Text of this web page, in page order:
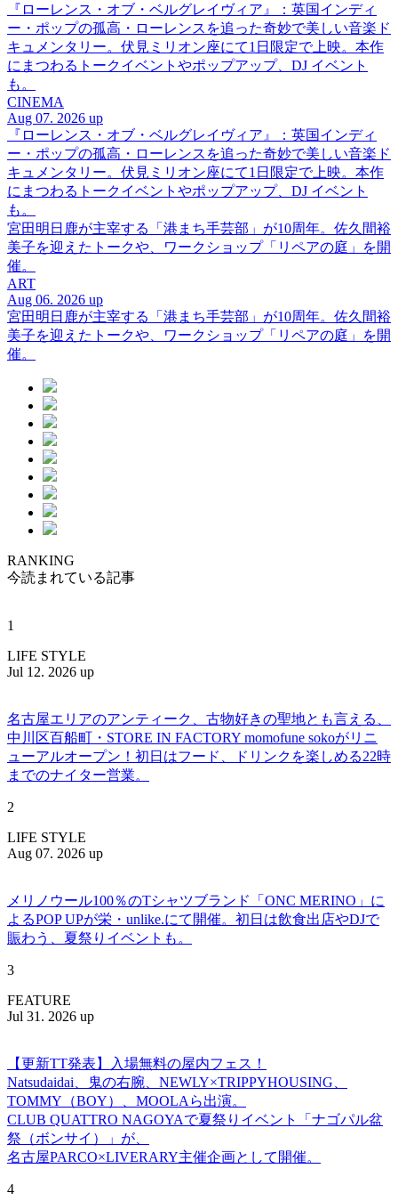
『ローレンス・オブ・ベルグレイヴィア』：英国インディ
ー・ポップの孤高・ローレンスを追った奇妙で美しい音楽ド
キュメンタリー。伏見ミリオン座にて1日限定で上映。本作
にまつわるトークイベントやポップアップ、DJ イベント
も。
CINEMA
Aug 07. 2026 up
『ローレンス・オブ・ベルグレイヴィア』：英国インディ
ー・ポップの孤高・ローレンスを追った奇妙で美しい音楽ド
キュメンタリー。伏見ミリオン座にて1日限定で上映。本作
にまつわるトークイベントやポップアップ、DJ イベント
も。
宮田明日鹿が主宰する「港まち手芸部」が10周年。佐久間裕
美子を迎えたトークや、ワークショップ「リペアの庭」を開
催。
ART
Aug 06. 2026 up
宮田明日鹿が主宰する「港まち手芸部」が10周年。佐久間裕
美子を迎えたトークや、ワークショップ「リペアの庭」を開
催。
RANKING
今読まれている記事
1
LIFE STYLE
Jul 12. 2026 up
名古屋エリアのアンティーク、古物好きの聖地とも言える、
中川区百船町・STORE IN FACTORY momofune sokoがリニ
ューアルオープン！初日はフード、ドリンクを楽しめる22時
までのナイター営業。
2
LIFE STYLE
Aug 07. 2026 up
メリノウール100％のTシャツブランド「ONC MERINO」に
よるPOP UPが栄・unlike.にて開催。初日は飲食出店やDJで
賑わう、夏祭りイベントも。
3
FEATURE
Jul 31. 2026 up
【更新TT発表】入場無料の屋内フェス！
Natsudaidai、鬼の右腕、NEWLY×TRIPPYHOUSING、
TOMMY（BOY）、MOOLAら出演。
CLUB QUATTRO NAGOYAで夏祭りイベント「ナゴパル盆
祭（ボンサイ）」が、
名古屋PARCO×LIVERARY主催企画として開催。
4